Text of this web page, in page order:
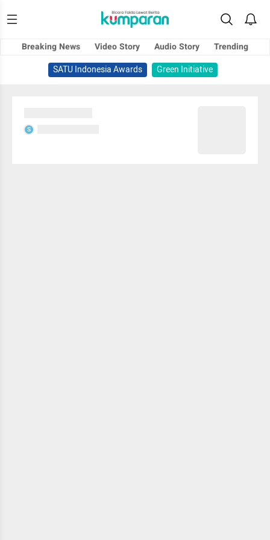
Breaking News Video Story Audio Story
Trending
SATU Indonesia Awards
Green Initiative
S